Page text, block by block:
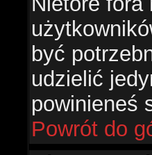
być
udzielić
powinieneś
Powrót do